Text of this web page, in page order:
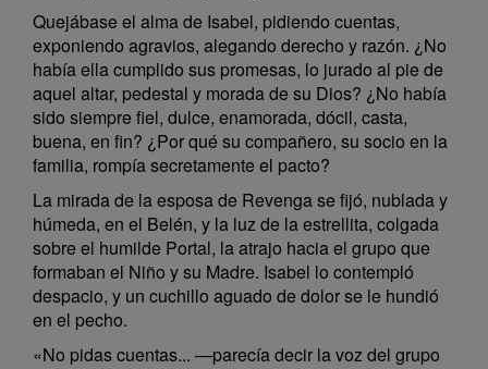
Quejábase el alma de Isabel, pidiendo cuentas,
exponiendo agravios, alegando derecho y razón. ¿No
había ella cumplido sus promesas, lo jurado al pie de
aquel altar, pedestal y morada de su Dios? ¿No había
sido siempre fiel, dulce, enamorada, dócil, casta,
buena, en fin? ¿Por qué su compañero, su socio en la
familia, rompía secretamente el pacto?
La mirada de la esposa de Revenga se fijó, nublada y
húmeda, en el Belén, y la luz de la estrellita, colgada
sobre el humilde Portal, la atrajo hacia el grupo que
formaban el Niño y su Madre. Isabel lo contempló
despacio, y un cuchillo aguado de dolor se le hundió
en el pecho.
«No pidas cuentas... —parecía decir la voz del grupo